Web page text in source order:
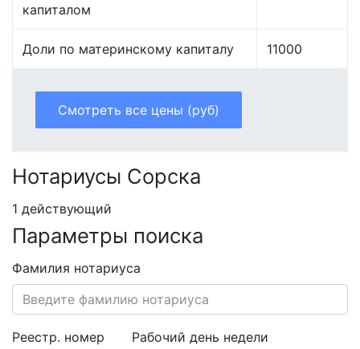
капиталом
Доли по материнскому капиталу 11000
Смотреть все цены (руб)
Нотариусы Сорска
1 действующий
Параметры поиска
Фамилия нотариуса
Реестр. номер Рабочий день недели